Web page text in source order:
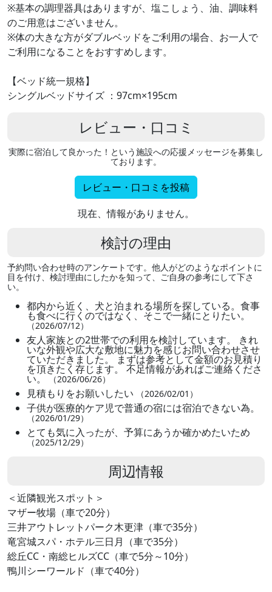
※基本の調理器具はありますが、塩こしょう、油、調味料
のご用意はございません。
※体の大きな方がダブルベッドをご利用の場合、お一人で
ご利用になることをおすすめします。
【ベッド統一規格】
シングルベッドサイズ ：97cm×195cm
レビュー・口コミ
実際に宿泊して良かった！という施設への応援メッセージを募集し
ております。
レビュー・口コミを投稿
現在、情報がありません。
検討の理由
予約問い合わせ時のアンケートです。他人がどのようなポイントに
目を付け、検討理由にしたかを知って、ご自身の参考にして下さ
い。
都内から近く、犬と泊まれる場所を探している。食事
も食べに行くのではなく、そこで一緒にとりたい。
（2026/07/12）
友人家族との2世帯での利用を検討しています。 きれ
いな外観や広大な敷地に魅力を感じお問い合わせさせ
ていただきました。 まずは参考として金額のお見積り
を頂きたく存じます。 不足情報があればご連絡くださ
い。 （2026/06/26）
見積もりをお願いしたい （2026/02/01）
子供が医療的ケア児で普通の宿には宿泊できない為。
（2026/01/29）
とても気に入ったが、予算にあうか確かめたいため
（2025/12/29）
周辺情報
＜近隣観光スポット＞
マザー牧場（車で20分）
三井アウトレットパーク木更津（車で35分）
竜宮城スパ・ホテル三日月（車で35分）
総丘CC・南総ヒルズCC（車で5分～10分）
鴨川シーワールド（車で40分）